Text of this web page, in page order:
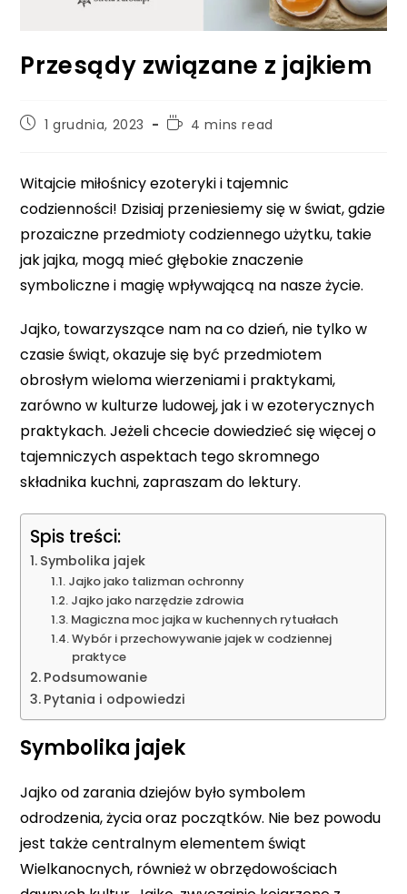
Przesądy związane z jajkiem
Post1 grudnia, 2023
Reading
4 mins read
Witajcie miłośnicy ezoteryki i tajemnic
codzienności! Dzisiaj przeniesiemy się w świat, gdzie
prozaiczne przedmioty codziennego użytku, takie
jak jajka, mogą mieć głębokie znaczenie
symboliczne i magię wpływającą na nasze życie.
Jajko, towarzyszące nam na co dzień, nie tylko w
czasie świąt, okazuje się być przedmiotem
obrosłym wieloma wierzeniami i praktykami,
zarówno w kulturze ludowej, jak i w ezoterycznych
praktykach. Jeżeli chcecie dowiedzieć się więcej o
tajemniczych aspektach tego skromnego
składnika kuchni, zapraszam do lektury.
Spis treści:
Symbolika jajek
Jajko jako talizman ochronny
Jajko jako narzędzie zdrowia
Magiczna moc jajka w kuchennych rytuałach
Wybór i przechowywanie jajek w codziennej
praktyce
Podsumowanie
Pytania i odpowiedzi
Symbolika jajek
Jajko od zarania dziejów było symbolem
odrodzenia, życia oraz początków. Nie bez powodu
jest także centralnym elementem świąt
Wielkanocnych, również w obrzędowościach